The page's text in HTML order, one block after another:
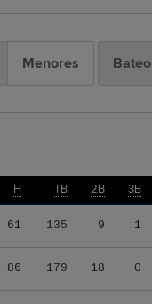
Menores Bateo
H TB 2B 3B
61 135 9 1
86 179 18 0